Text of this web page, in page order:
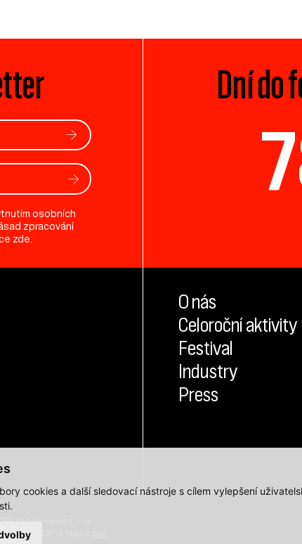
cookies a další sledovací nástroje s cílem vylepšení
osobních
zpracování
zde
Dní do
O nás
Celoroční aktivity
Festival
Industry
Press
services s. r. o.
pro MFDF Ji.hlava